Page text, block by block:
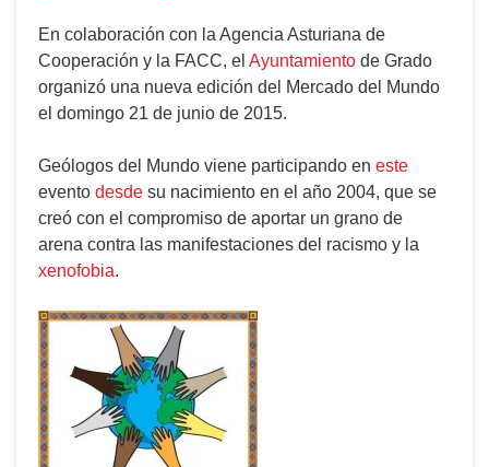
En colaboración con la Agencia Asturiana de
Cooperación y la FACC, el Ayuntamiento de Grado
organizó una nueva edición del Mercado del Mundo
el domingo 21 de junio de 2015.
Geólogos del Mundo viene participando en este
evento desde su nacimiento en el año 2004, que se
creó con el compromiso de aportar un grano de
arena contra las manifestaciones del racismo y la
xenofobia.